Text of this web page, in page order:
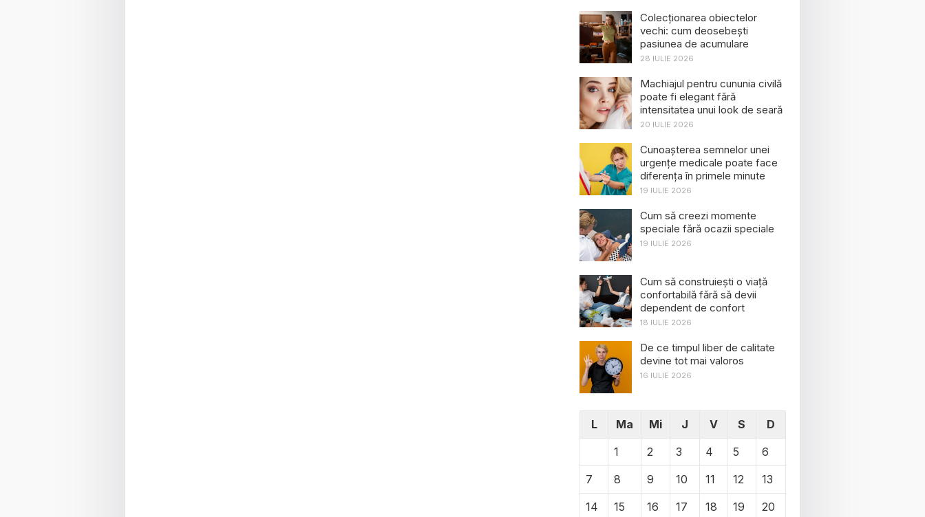
Colecționarea obiectelor
vechi: cum deosebești
pasiunea de acumulare
28 IULIE 2026
Machiajul pentru cununia civilă
poate fi elegant fără
intensitatea unui look de seară
20 IULIE 2026
Cunoașterea semnelor unei
urgențe medicale poate face
diferența în primele minute
19 IULIE 2026
Cum să creezi momente
speciale fără ocazii speciale
19 IULIE 2026
Cum să construiești o viață
confortabilă fără să devii
dependent de confort
18 IULIE 2026
De ce timpul liber de calitate
devine tot mai valoros
16 IULIE 2026
L Ma Mi J V S
D
1
2 3 4 5
6
7
8 9 10 11 12
13
14
15 16 17 18 19 20